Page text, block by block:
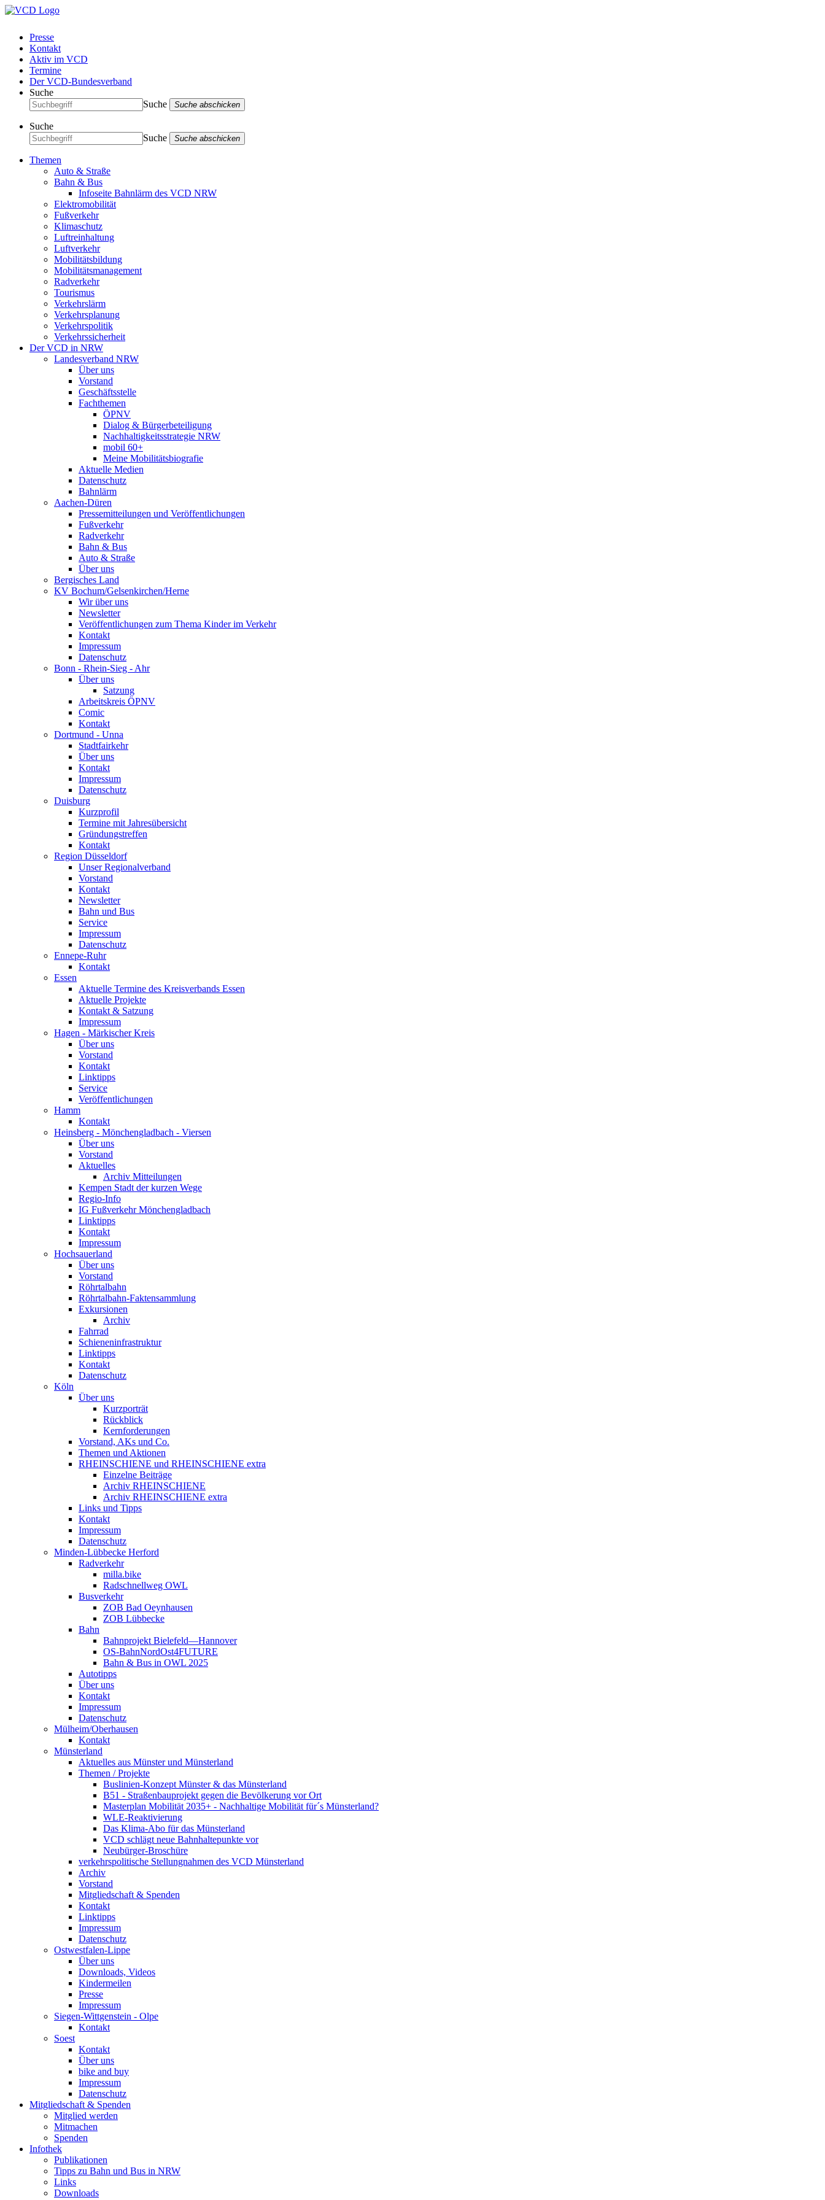
Presse
Kontakt
Aktiv im VCD
Termine
Der VCD-Bundesverband
Suche
Suche
Suche abschicken
Suche
Suche
Suche abschicken
Themen
Auto & Straße
Bahn & Bus
Infoseite Bahnlärm des VCD NRW
Elektromobilität
Fußverkehr
Klimaschutz
Luftreinhaltung
Luftverkehr
Mobilitätsbildung
Mobilitätsmanagement
Radverkehr
Tourismus
Verkehrslärm
Verkehrsplanung
Verkehrspolitik
Verkehrssicherheit
Der VCD in NRW
Landesverband NRW
Über uns
Vorstand
Geschäftsstelle
Fachthemen
ÖPNV
Dialog & Bürgerbeteiligung
Nachhaltigkeitsstrategie NRW
mobil 60+
Meine Mobilitätsbiografie
Aktuelle Medien
Datenschutz
Bahnlärm
Aachen-Düren
Pressemitteilungen und Veröffentlichungen
Fußverkehr
Radverkehr
Bahn & Bus
Auto & Straße
Über uns
Bergisches Land
KV Bochum/Gelsenkirchen/Herne
Wir über uns
Newsletter
Veröffentlichungen zum Thema Kinder im Verkehr
Kontakt
Impressum
Datenschutz
Bonn - Rhein-Sieg - Ahr
Über uns
Satzung
Arbeitskreis ÖPNV
Comic
Kontakt
Dortmund - Unna
Stadtfairkehr
Über uns
Kontakt
Impressum
Datenschutz
Duisburg
Kurzprofil
Termine mit Jahresübersicht
Gründungstreffen
Kontakt
Region Düsseldorf
Unser Regionalverband
Vorstand
Kontakt
Newsletter
Bahn und Bus
Service
Impressum
Datenschutz
Ennepe-Ruhr
Kontakt
Essen
Aktuelle Termine des Kreisverbands Essen
Aktuelle Projekte
Kontakt & Satzung
Impressum
Hagen - Märkischer Kreis
Über uns
Vorstand
Kontakt
Linktipps
Service
Veröffentlichungen
Hamm
Kontakt
Heinsberg - Mönchengladbach - Viersen
Über uns
Vorstand
Aktuelles
Archiv Mitteilungen
Kempen Stadt der kurzen Wege
Regio-Info
IG Fußverkehr Mönchengladbach
Linktipps
Kontakt
Impressum
Hochsauerland
Über uns
Vorstand
Röhrtalbahn
Röhrtalbahn-Faktensammlung
Exkursionen
Archiv
Fahrrad
Schieneninfrastruktur
Linktipps
Kontakt
Datenschutz
Köln
Über uns
Kurzporträt
Rückblick
Kernforderungen
Vorstand, AKs und Co.
Themen und Aktionen
RHEINSCHIENE und RHEINSCHIENE extra
Einzelne Beiträge
Archiv RHEINSCHIENE
Archiv RHEINSCHIENE extra
Links und Tipps
Kontakt
Impressum
Datenschutz
Minden-Lübbecke Herford
Radverkehr
milla.bike
Radschnellweg OWL
Busverkehr
ZOB Bad Oeynhausen
ZOB Lübbecke
Bahn
Bahnprojekt Bielefeld—Hannover
OS-BahnNordOst4FUTURE
Bahn & Bus in OWL 2025
Autotipps
Über uns
Kontakt
Impressum
Datenschutz
Mülheim/Oberhausen
Kontakt
Münsterland
Aktuelles aus Münster und Münsterland
Themen / Projekte
Buslinien-Konzept Münster & das Münsterland
B51 - Straßenbauprojekt gegen die Bevölkerung vor Ort
Masterplan Mobilität 2035+ - Nachhaltige Mobilität für´s Münsterland?
WLE-Reaktivierung
Das Klima-Abo für das Münsterland
VCD schlägt neue Bahnhaltepunkte vor
Neubürger-Broschüre
verkehrspolitische Stellungnahmen des VCD Münsterland
Archiv
Vorstand
Mitgliedschaft & Spenden
Kontakt
Linktipps
Impressum
Datenschutz
Ostwestfalen-Lippe
Über uns
Downloads, Videos
Kindermeilen
Presse
Impressum
Siegen-Wittgenstein - Olpe
Kontakt
Soest
Kontakt
Über uns
bike and buy
Impressum
Datenschutz
Mitgliedschaft & Spenden
Mitglied werden
Mitmachen
Spenden
Infothek
Publikationen
Tipps zu Bahn und Bus in NRW
Links
Downloads